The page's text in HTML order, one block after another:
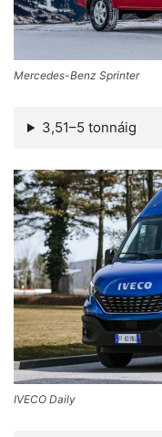
Mercedes-Benz Sprinter
3,51–5 tonnáig
IVECO Daily